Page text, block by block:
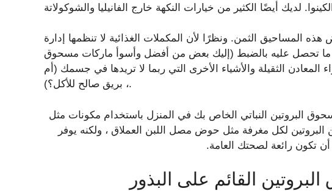
المساحيق الثمن. ونظرًا لأن المكملات الغذائية لا تنظمها إدارة
ما تحصل عليه بالضبط (إليك بعض من أفضل وأسوأ ماركات مسحوق
المعادن الثقيلة والأشياء الأخرى التي ربما لا تريدها في جسمك (أم
، بريق صالح للأكل؟).
البروتين النباتي الخاص بك في المنزل باستخدام مكونات مثل
البروتين لكل مغرفة مثل حوض مصل اللبن العملاق ، ولكنه يوفر
تكون رائعة لصحتك العامة.
القائم على البذور